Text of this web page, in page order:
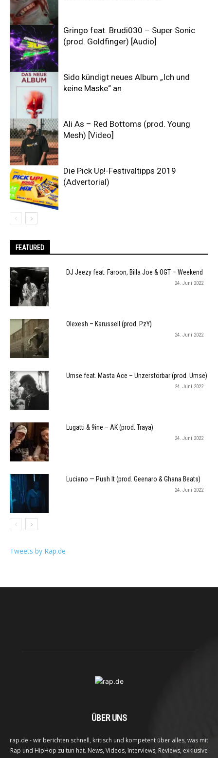
Gringo feat. Brudi030 – Super Sonic
(prod. Goldfinger) [Audio]
Sido kündigt neues Album „Ich und
keine Maske“ an
Ali As – Red Bottoms (prod. Young
Mesh) [Video]
Die Pick Up!-Festivaltipps 2019
(Advertorial)
FEATURED
DJ Jeezy feat. Faroon, Billa Joe & OGT – Weekend
24. Juni 2022
Olexesh – Karussell (prod. PzY)
24. Juni 2022
Umse feat. Masta Ace – Unzerstörbar (prod. Umse)
24. Juni 2022
Lugatti & 9ine – AK (prod. Traya)
24. Juni 2022
Luciano — Push It (prod. Geenaro & Ghana Beats)
24. Juni 2022
Tweets by Rap.de
ÜBER UNS
rap.de - wir berichten schnell, kritisch und kompetent über alles, was mit
Rap und HipHop zu tun hat. News, Videos, Interviews, Reviews, exklusive